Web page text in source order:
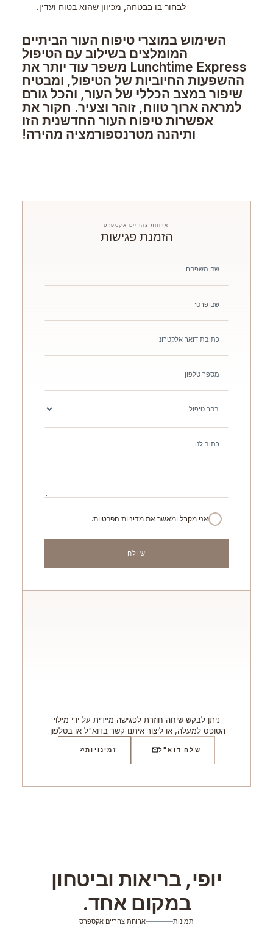
לבחור בו בבטחה, מכיוון שהוא בטוח ועדין.
השימוש במוצרי טיפוח העור הביתיים
המומלצים בשילוב עם הטיפול
Lunchtime Express משפר עוד יותר את
ההשפעות החיוביות של הטיפול, ומבטיח
שיפור במצב הכללי של העור, והכל גורם
למראה ארוך טווח, זוהר וצעיר. חקור את
אפשרות טיפוח העור החדשנית הזו
ותיהנה מטרנספורמציה מהירה!
ארוחת צהריים אקספרס
הזמנת פגישות
אני מקבל ומאשר את מדיניות הפרטיות.
ניתן לבקש שיחה חוזרת לפגישה מיידית על ידי מילוי
הטופס למעלה, או ליצור איתנו קשר בדוא"ל או בטלפון.
שלח דוא"ל זמינויות
יופי, בריאות וביטחון
במקום אחד.
תמונות ארוחת צהריים אקספרס